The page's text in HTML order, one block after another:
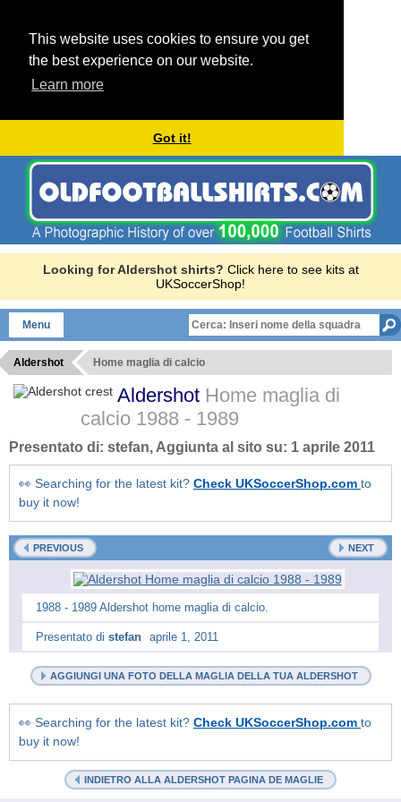
This website uses cookies to ensure you get
the best experience on our website.
Learn more
Got it!
Looking for Aldershot shirts? Click here to see kits at
UKSoccerShop!
Menu
Aldershot Home maglia di calcio
Aldershot Home maglia di
calcio 1988 - 1989
Presentato di: stefan, Aggiunta al sito su: 1 aprile 2011
👀 Searching for the latest kit? Check UKSoccerShop.com to
buy it now!
PREVIOUS NEXT
1988 - 1989 Aldershot home maglia di calcio.
Presentato di stefan aprile 1, 2011
AGGIUNGI UNA FOTO DELLA MAGLIA DELLA TUA ALDERSHOT
👀 Searching for the latest kit? Check UKSoccerShop.com to
buy it now!
INDIETRO ALLA ALDERSHOT PAGINA DE MAGLIE